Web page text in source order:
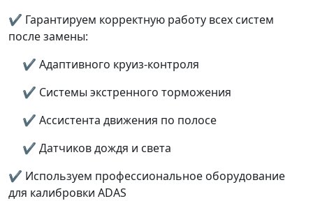
✔ Гарантируем корректную работу всех систем
после замены:
✔ Адаптивного круиз-контроля
✔ Системы экстренного торможения
✔ Ассистента движения по полосе
✔ Датчиков дождя и света
✔ Используем профессиональное оборудование
для калибровки ADAS